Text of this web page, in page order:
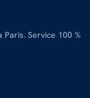
Service 100 %